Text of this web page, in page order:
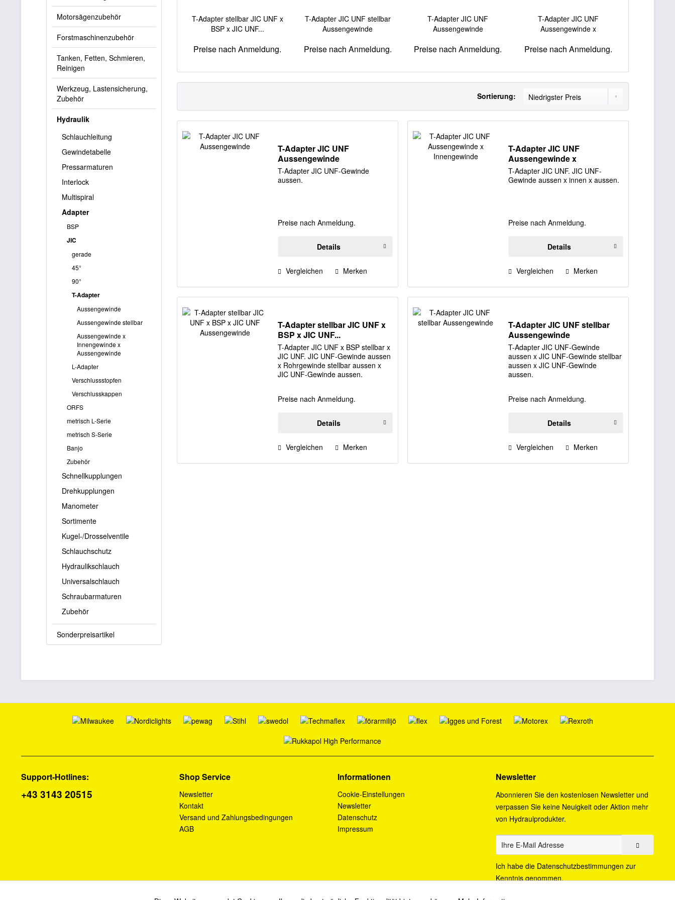
Motorsägenzubehör
Forstmaschinenzubehör
Tanken, Fetten, Schmieren,
Reinigen
Werkzeug, Lastensicherung,
Zubehör
Hydraulik
Schlauchleitung
Gewindetabelle
Pressarmaturen
Interlock
Multispiral
Adapter
BSP
JIC
gerade
45°
90°
T-Adapter
Aussengewinde
Aussengewinde stellbar
Aussengewinde x
Innengewinde x
Aussengewinde
L-Adapter
Verschlussstopfen
Verschlusskappen
ORFS
metrisch L-Serie
metrisch S-Serie
Banjo
Zubehör
Schnellkupplungen
Drehkupplungen
Manometer
Sortimente
Kugel-/Drosselventile
Schlauchschutz
Hydraulikschlauch
Universalschlauch
Schraubarmaturen
Zubehör
Sonderpreisartikel
T-Adapter stellbar JIC UNF x
BSP x JIC UNF...
Preise nach Anmeldung.
T-Adapter JIC UNF stellbar
Aussengewinde
Preise nach Anmeldung.
T-Adapter JIC UNF
Aussengewinde
Preise nach Anmeldung.
T-Adapter JIC UNF
Aussengewinde x
Preise nach Anmeldung.
Sortierung:
T-Adapter JIC UNF
Aussengewinde
T-Adapter JIC UNF-Gewinde
aussen.
Preise nach Anmeldung.
Details
Vergleichen Merken
T-Adapter JIC UNF
Aussengewinde x
Innengewinde
T-Adapter JIC UNF. JIC UNF-
Gewinde aussen x innen x aussen.
Preise nach Anmeldung.
Details
Vergleichen Merken
T-Adapter stellbar JIC UNF x
BSP x JIC UNF...
T-Adapter JIC UNF x BSP stellbar x
JIC UNF. JIC UNF-Gewinde aussen
x Rohrgewinde stellbar aussen x
JIC UNF-Gewinde aussen.
Preise nach Anmeldung.
Details
Vergleichen Merken
T-Adapter JIC UNF stellbar
Aussengewinde
T-Adapter JIC UNF-Gewinde
aussen x JIC UNF-Gewinde stellbar
aussen x JIC UNF-Gewinde
aussen.
Preise nach Anmeldung.
Details
Vergleichen Merken
Support-Hotlines:
+43 3143 20515
Shop Service
Newsletter
Kontakt
Versand und Zahlungsbedingungen
AGB
Informationen
Cookie-Einstellungen
Newsletter
Datenschutz
Impressum
Newsletter
Abonnieren Sie den kostenlosen Newsletter und
verpassen Sie keine Neuigkeit oder Aktion mehr
von Hydraulprodukter.
Ich habe die Datenschutzbestimmungen zur
Kenntnis genommen.